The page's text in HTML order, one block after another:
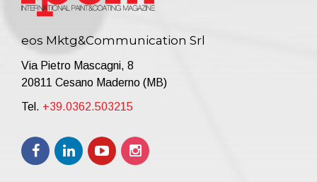
eos Mktg&Communication Srl
Via Pietro Mascagni, 8
20811 Cesano Maderno (MB)
Tel. +39.0362.503215